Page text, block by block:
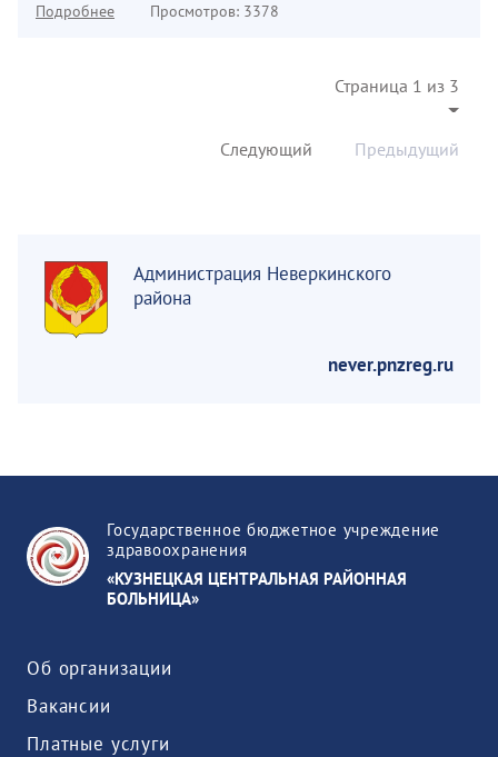
Подробнее Просмотров: 3378
Страница 1 из 3
Предыдущий
Следующий
Администрация Неверкинского
района
never.pnzreg.ru
Государственное бюджетное учреждение
здравоохранения
«КУЗНЕЦКАЯ ЦЕНТРАЛЬНАЯ РАЙОННАЯ
БОЛЬНИЦА»
Об организации
Вакансии
Платные услуги